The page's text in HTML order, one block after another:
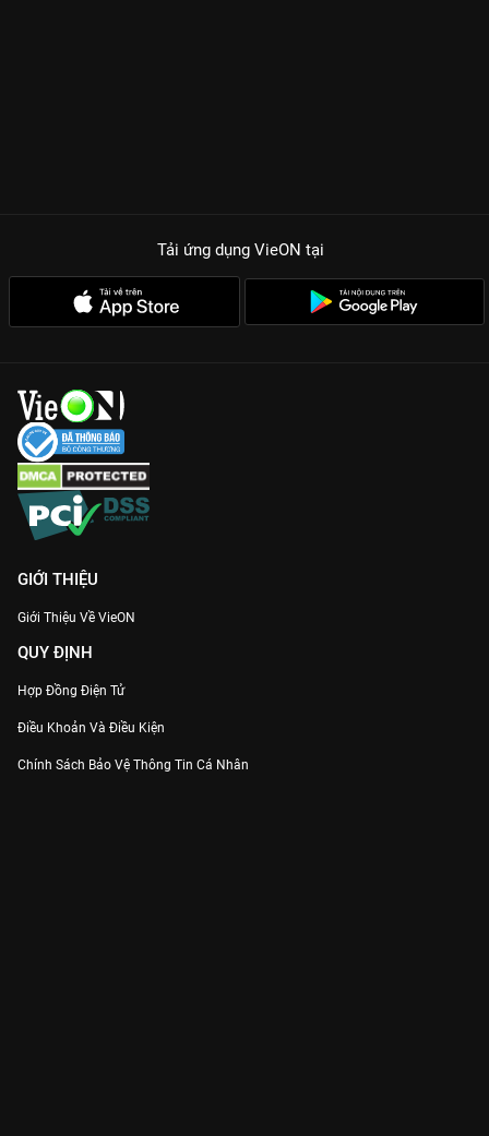
Tải ứng dụng VieON tại
GIỚI THIỆU
Giới Thiệu Về VieON
QUY ĐỊNH
Hợp Đồng Điện Tử
Điều Khoản Và Điều Kiện
Chính Sách Bảo Vệ Thông Tin Cá Nhân